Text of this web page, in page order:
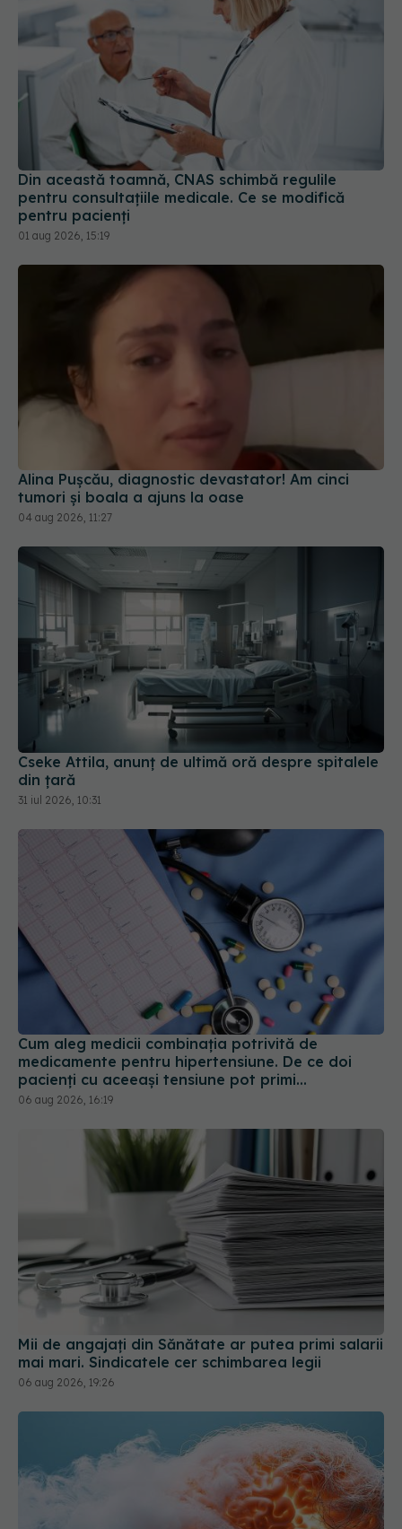
Din această toamnă, CNAS schimbă regulile
pentru consultațiile medicale. Ce se modifică
pentru pacienți
01 aug 2026, 15:19
Alina Pușcău, diagnostic devastator! Am cinci
tumori și boala a ajuns la oase
04 aug 2026, 11:27
Cseke Attila, anunț de ultimă oră despre spitalele
din țară
31 iul 2026, 10:31
Cum aleg medicii combinația potrivită de
medicamente pentru hipertensiune. De ce doi
pacienți cu aceeași tensiune pot primi
tratamente diferite
06 aug 2026, 16:19
Mii de angajați din Sănătate ar putea primi salarii
mai mari. Sindicatele cer schimbarea legii
06 aug 2026, 19:26